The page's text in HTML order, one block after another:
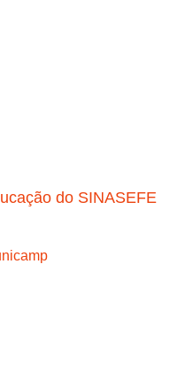
do SINASEFE